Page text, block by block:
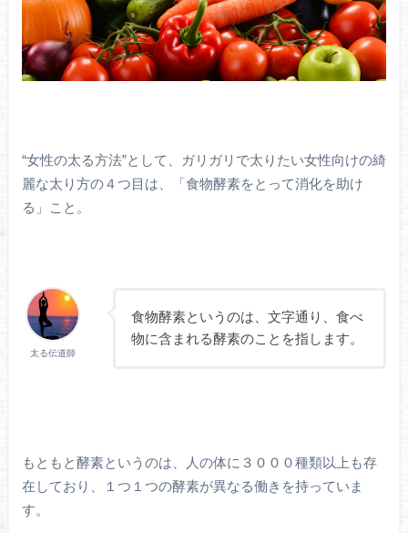
“女性の太る方法”として、ガリガリで太りたい女性向けの綺
麗な太り方の４つ目は、「食物酵素をとって消化を助け
る」こと。
太る伝道師
食物酵素というのは、文字通り、食べ
物に含まれる酵素のことを指します。
もともと酵素というのは、人の体に３０００種類以上も存
在しており、１つ１つの酵素が異なる働きを持っていま
す。